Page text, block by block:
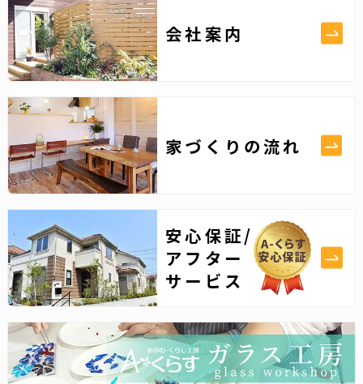
会社案内
家づくりの流れ
安心保証/
アフター
サービス